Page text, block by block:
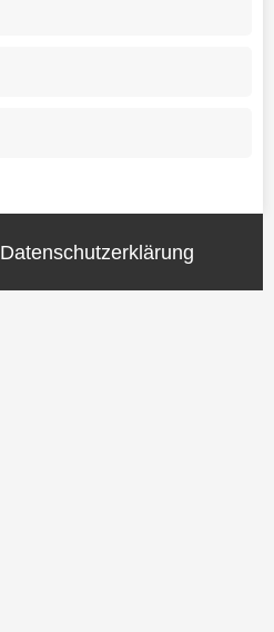
Datenschutzerklärung